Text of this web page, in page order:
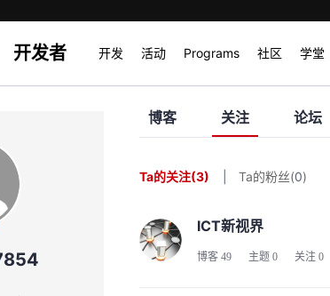
开发者 开发 活动 Programs 社区 学堂
博客 关注 论坛
Ta的关注(3) Ta的粉丝(0)
ICT新视界
博客 49 主题 0 关注 0